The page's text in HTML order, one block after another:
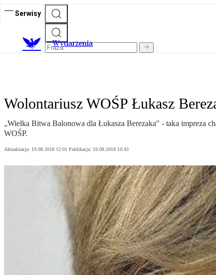
Serwisy
Wydarzenia
Wolontariusz WOŚP Łukasz
„Wielka Bitwa Balonowa dla Łukasza Berezaka" - taka impreza
WOŚP.
Aktualizacja: 19.08.2018 12:01 Publikacja: 19.08.2018 10:43